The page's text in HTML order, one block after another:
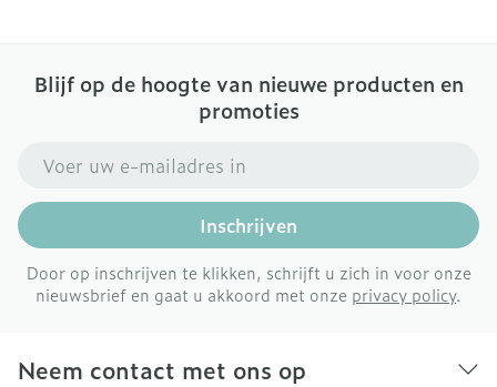
Blijf op de hoogte van nieuwe producten en
promoties
Inschrijven
Door op inschrijven te klikken, schrijft u zich in voor onze
nieuwsbrief en gaat u akkoord met onze privacy policy.
Neem contact met ons op